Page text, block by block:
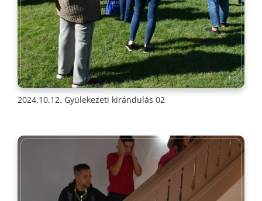
2024.10.12. Gyülekezeti kirándulás 02